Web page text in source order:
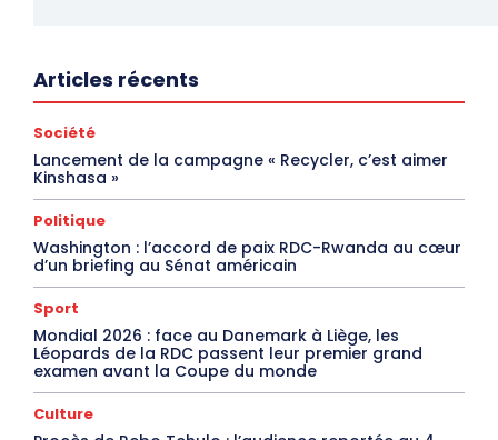
Articles récents
Société
Lancement de la campagne « Recycler, c’est aimer
Kinshasa »
Politique
Washington : l’accord de paix RDC-Rwanda au cœur
d’un briefing au Sénat américain
Sport
Mondial 2026 : face au Danemark à Liège, les
Léopards de la RDC passent leur premier grand
examen avant la Coupe du monde
Culture